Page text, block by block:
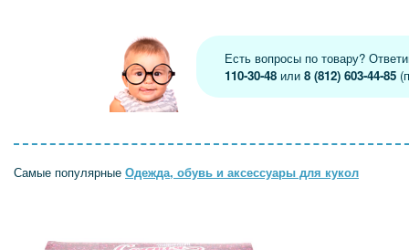
Есть вопросы по товару?
110-30-48 или8 (812) 603-44-85
Самые популярные Одежда, обувь и аксессуары для кукол